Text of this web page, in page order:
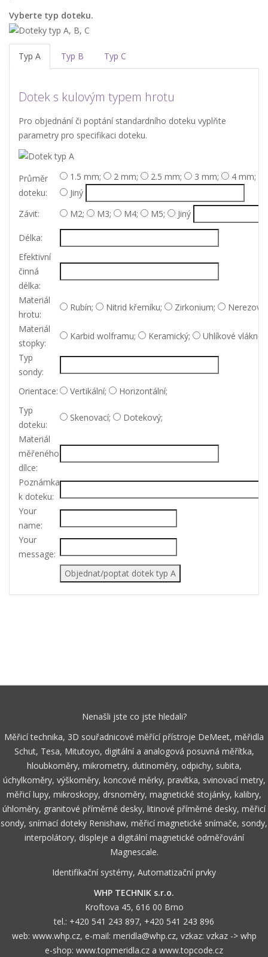
Vyberte typ doteku.
Typ A Typ B Typ C
Dotek s kulovým typem hrotu
Pro objednání či poptání standardního doteku vyplňte
parametry pro specifikaci doteku.
Průměr
doteku:
1.5 mm; 2 mm; 2.5 mm; 3 mm; 4 mm;
Jiný
Závit:
M2; M3; M4; M5; Jiný
Délka:
Efektivní
činná
délka:
Materiál
hrotu:
Rubín; Nitrid křemíku; Zirkonium;
Materiál
stopky:
Karbid wolframu; Keramický;
Uhlíkové vlákno;
Typ
sondy:
Orientace:
Vertikální;
Horizontální;
Typ
doteku:
Skenovací;
Dotekový;
Materiál
měřeného
dílce:
Poznámka
k doteku:
Your
name:
Your
message:
Nenašli jste co jste hledali?
Měřicí technika, 3D souřadnicové měřící přístroje DeMeet, měřidla
Schut, Tesa, Mitutoyo, digitální a analogová posuvná měřítka,
hloubkoměry, mikrometry, dutinoměry, odpichy, subita,
úchylkoměry, výškoměry, koncové měrky, pravítka, svinovací metry,
měřicí lupy, mikroskopy, drsnoměry, magnetické stojánky, kalibry,
úhloměry, granitové příměrné desky, litinové příměrné desky, měřicí
sondy, snímací doteky Renishaw, měřicí magnetické snímače, sondy,
interpolátory, displeje a digitální magnetické odměřování
Magnescale.
Identifikační systémy, Automatizační prvky
WHP TECHNIK s.r.o.
Kroftova 45, 616 00 Brno
tel.: +420 541 243 897, +420 541 243 896
web: www.whp.cz, e-mail: meridla@whp.cz, vzkaz: vzkaz -> whp
e-shop: www.topmeridla.cz a www.topcode.cz